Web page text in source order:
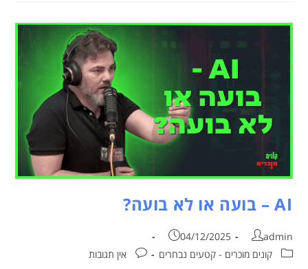
AI – בועה או לא בועה?
admin
04/12/2025
קונים מוכרים - קטעים נבחרים
אין תגובות